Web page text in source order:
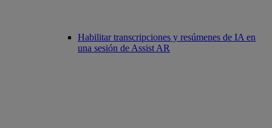
Habilitar transcripciones y resúmenes de IA en
una sesión de Assist AR